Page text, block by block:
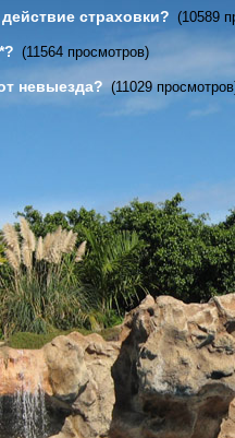
страховки? (10589
(11564 просмотров)
невыезда? (11029